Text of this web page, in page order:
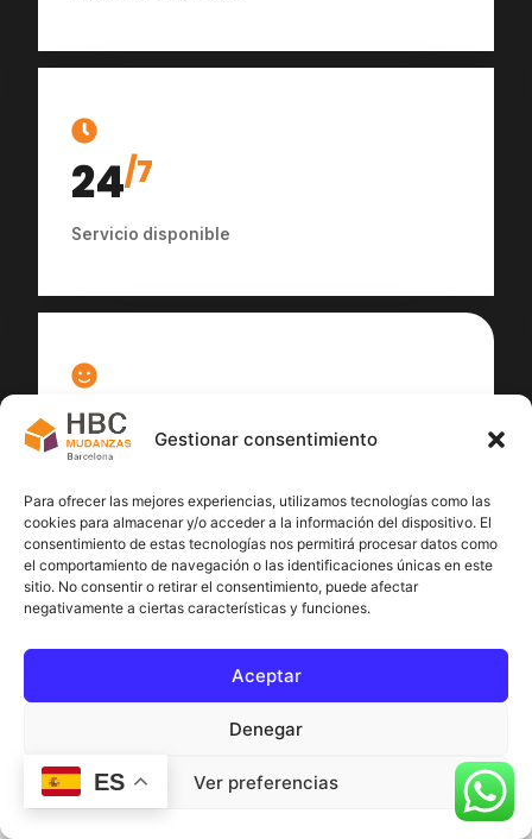
Gestionar consentimiento
Para ofrecer las mejores experiencias, utilizamos tecnologías como las
cookies para almacenar y/o acceder a la información del dispositivo. El
consentimiento de estas tecnologías nos permitirá procesar datos como
el comportamiento de navegación o las identificaciones únicas en este
sitio. No consentir o retirar el consentimiento, puede afectar
negativamente a ciertas características y funciones.
Aceptar
Denegar
Ver preferencias
24/7
Servicio disponible
100
ES